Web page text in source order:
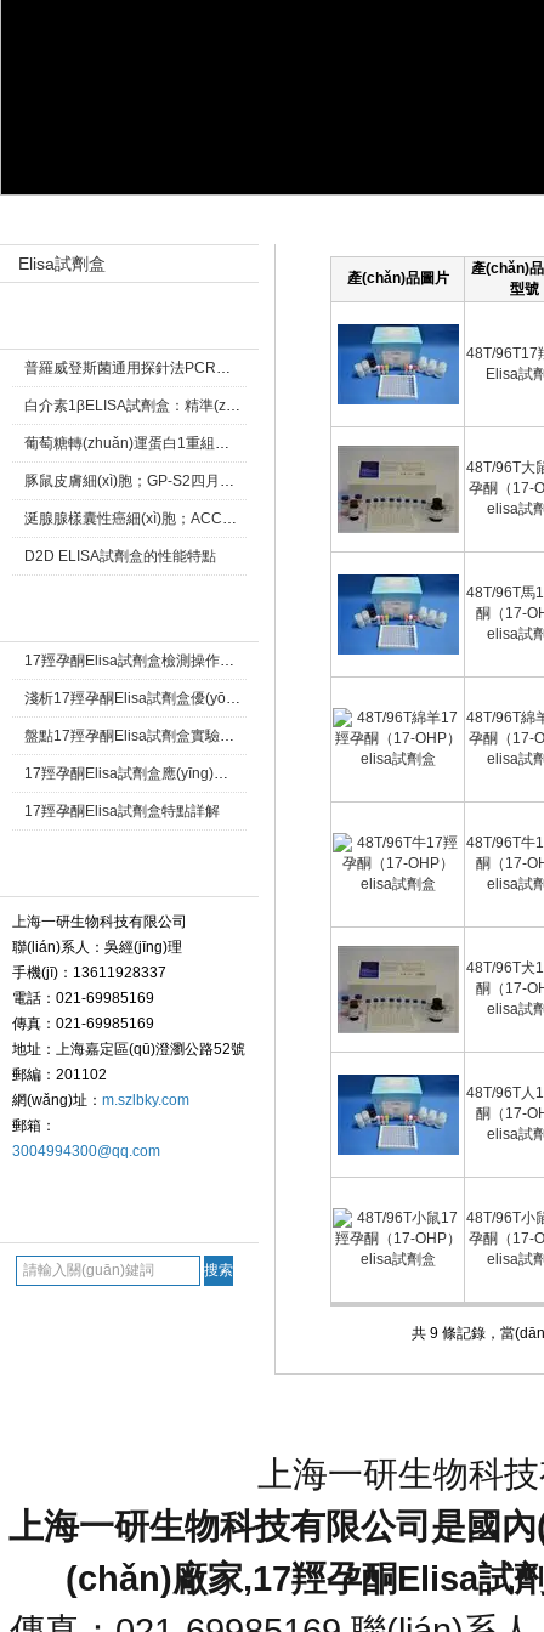
Elisa試劑盒
普羅威登斯菌通用探針法PCR熒光定量試劑盒五一優(yōu)惠活動
白介素1βELISA試劑盒：精準(zhǔn)檢測炎癥標(biāo)志物的關(guān)鍵工具
葡萄糖轉(zhuǎn)運蛋白1重組兔單抗四月中旭優(yōu)惠
豚鼠皮膚細(xì)胞；GP-S2四月優(yōu)惠活動
涎腺腺樣囊性癌細(xì)胞；ACC-2 細(xì)胞株類特惠價格
D2D ELISA試劑盒的性能特點
17羥孕酮Elisa試劑盒檢測操作注意
淺析17羥孕酮Elisa試劑盒優(yōu)點
盤點17羥孕酮Elisa試劑盒實驗的那些操作細(xì)節(jié)
17羥孕酮Elisa試劑盒應(yīng)用免疫檢測技術(shù)原理
17羥孕酮Elisa試劑盒特點詳解
上海一研生物科技有限公司
聯(lián)系人：吳經(jīng)理
手機(jī)：13611928337
電話：021-69985169
傳真：021-69985169
地址：上海嘉定區(qū)澄瀏公路52號
郵編：201102
網(wǎng)址： m.szlbky.com
郵箱：
3004994300@qq.com
產(chǎn)品圖片
產(chǎn)
型號
48T/96T17
Elisa試
48T/96T大
孕酮（17-
elisa試
48T/96T馬
酮（17-
elisa試
48T/96T綿
孕酮（17-
elisa試
48T/96T牛
酮（17-
elisa試
48T/96T犬
酮（17-
elisa試
48T/96T人
酮（17-
elisa試
48T/96T小
孕酮（17-
elisa試
共 9 條記錄，
上海一研生物科
上海一研生物科技有限公司是國
(chǎn)廠家,17羥孕酮Elisa試劑